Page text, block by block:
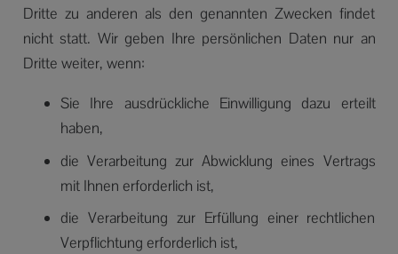
Dritte zu anderen als den genannten Zwecken findet
nicht statt. Wir geben Ihre persönlichen Daten nur an
Dritte weiter, wenn:
Sie Ihre ausdrückliche Einwilligung dazu erteilt
haben,
die Verarbeitung zur Abwicklung eines Vertrags
mit Ihnen erforderlich ist,
die Verarbeitung zur Erfüllung einer rechtlichen
Verpflichtung erforderlich ist,